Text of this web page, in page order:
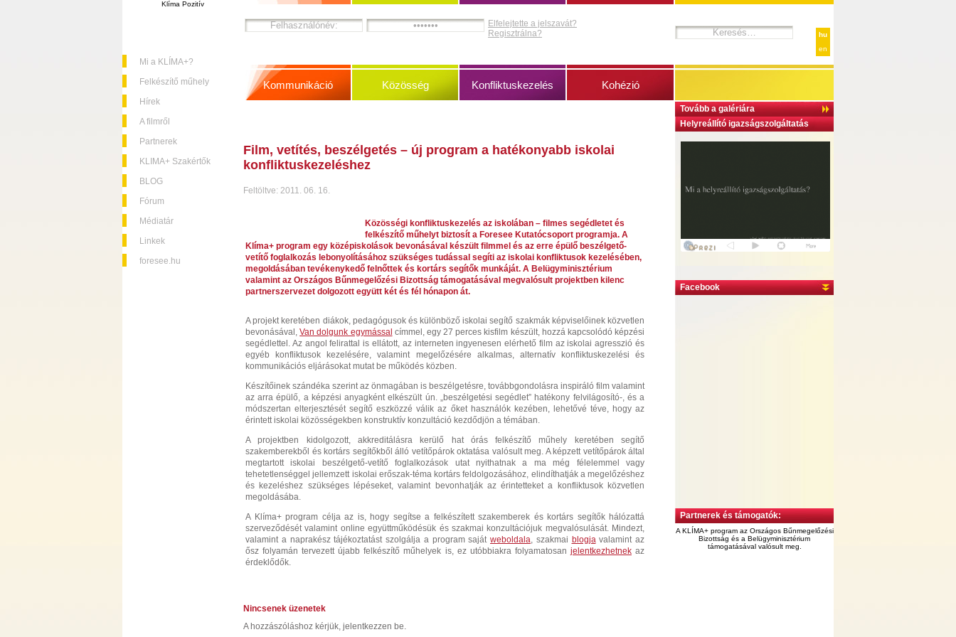
Klíma Pozitív
Mi a KLÍMA+?
Felkészítő műhely
Hírek
A filmről
Partnerek
KLIMA+ Szakértők
BLOG
Fórum
Médiatár
Linkek
foresee.hu
hu
en
Tovább a galériára
Helyreállító igazságszolgáltatás
Facebook
Partnerek és támogatók:
A KLÍMA+ program az Országos Bűnmegelőzési
Bizottság és a Belügyminisztérium
támogatásával valósult meg.
Elfelejtette a jelszavát?
Regisztrálna?
Kommunikáció Közösség Konfliktuskezelés Kohézió
Film, vetítés, beszélgetés – új program a hatékonyabb iskolai
konfliktuskezeléshez
Feltöltve: 2011. 06. 16.
Közösségi konfliktuskezelés az iskolában – filmes segédletet és
felkészítő műhelyt biztosít a Foresee Kutatócsoport programja. A
Klíma+ program egy középiskolások bevonásával készült filmmel és az erre épülő beszélgető-
vetítő foglalkozás lebonyolításához szükséges tudással segíti az iskolai konfliktusok kezelésében,
megoldásában tevékenykedő felnőttek és kortárs segítők munkáját. A Belügyminisztérium
valamint az Országos Bűnmegelőzési Bizottság támogatásával megvalósult projektben kilenc
partnerszervezet dolgozott együtt két és fél hónapon át.
A projekt keretében diákok, pedagógusok és különböző iskolai segítő szakmák képviselőinek közvetlen
bevonásával,Van dolgunk egymással címmel, egy 27 perces kisfilm készült, hozzá kapcsolódó képzési
segédlettel. Az angol felirattal is ellátott, az interneten ingyenesen elérhető film az iskolai agresszió és
egyéb konfliktusok kezelésére, valamint megelőzésére alkalmas, alternatív konfliktuskezelési és
kommunikációs eljárásokat mutat be működés közben.
Készítőinek szándéka szerint az önmagában is beszélgetésre, továbbgondolásra inspiráló film valamint
az arra épülő, a képzési anyagként elkészült ún. „beszélgetési segédlet” hatékony felvilágosító-, és a
módszertan elterjesztését segítő eszközzé válik az őket használók kezében, lehetővé téve, hogy az
érintett iskolai közösségekben konstruktív konzultáció kezdődjön a témában.
A projektben kidolgozott, akkreditálásra kerülő hat órás felkészítő műhely keretében segítő
szakemberekből és kortárs segítőkből álló vetítőpárok oktatása valósult meg. A képzett vetítőpárok által
megtartott iskolai beszélgető-vetítő foglalkozások utat nyithatnak a ma még félelemmel vagy
tehetetlenséggel jellemzett iskolai erőszak-téma kortárs feldolgozásához, elindíthatják a megelőzéshez
és kezeléshez szükséges lépéseket, valamint bevonhatják az érintetteket a konfliktusok közvetlen
megoldásába.
A Klíma+ program célja az is, hogy segítse a felkészített szakemberek és kortárs segítők hálózattá
szerveződését valamint online együttműködésük és szakmai konzultációjuk megvalósulását. Mindezt,
valamint a naprakész tájékoztatást szolgálja a program saját weboldala, szakmai blogjavalamint az
ősz folyamán tervezett újabb felkészítő műhelyek is, ez utóbbiakra folyamatosan jelentkezhetnekaz
érdeklődők.
Nincsenek üzenetek
A hozzászóláshoz kérjük, jelentkezzen be.